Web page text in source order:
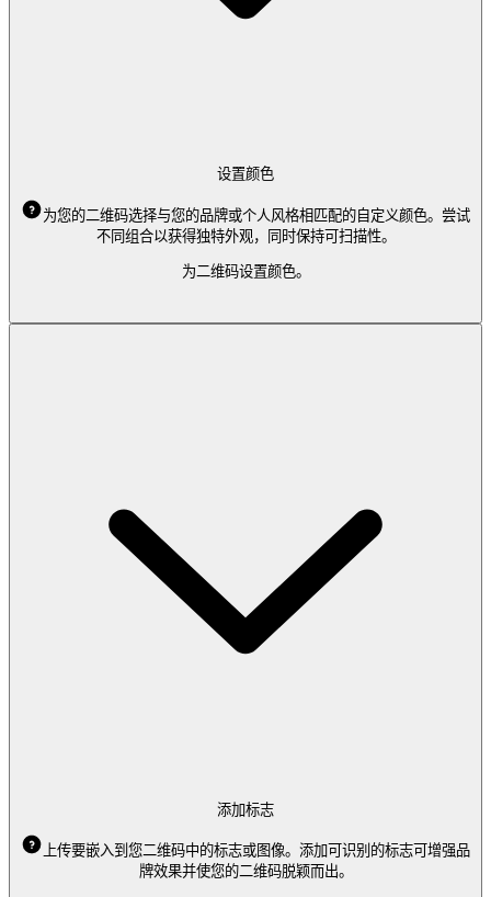
设置颜色
为您的二维码选择与您的品牌或个人风格相匹配的自定义颜色。尝试
不同组合以获得独特外观，同时保持可扫描性。
为二维码设置颜色。
添加标志
上传要嵌入到您二维码中的标志或图像。添加可识别的标志可增强品
牌效果并使您的二维码脱颖而出。